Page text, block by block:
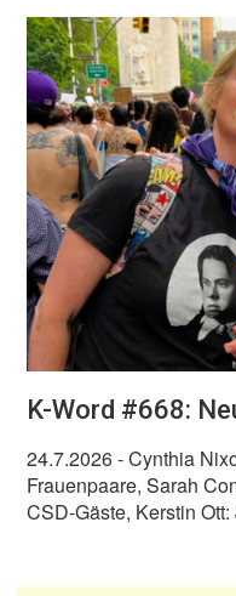
K-Word #668:
24.7.2026- Cynthia
Frauenpaare, Sarah
CSD-Gäste, Kerstin Ott: